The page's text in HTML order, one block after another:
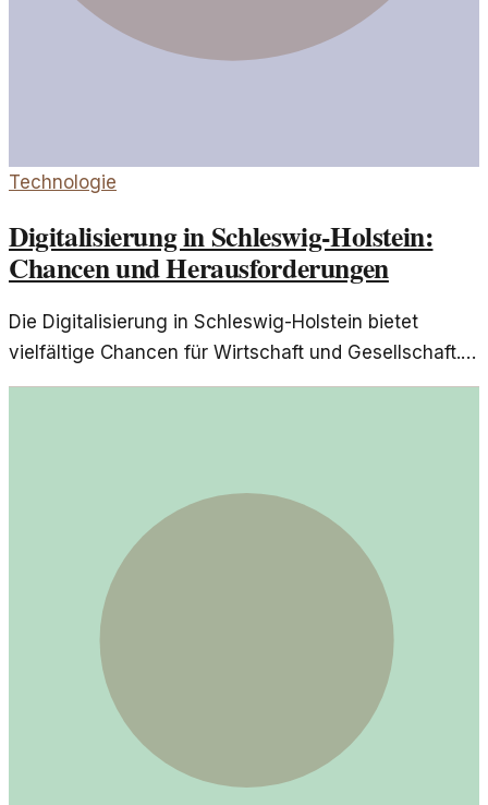
Technologie
Digitalisierung in Schleswig-Holstein:
Chancen und Herausforderungen
Die Digitalisierung in Schleswig-Holstein bietet
vielfältige Chancen für Wirtschaft und Gesellschaft.
Hier werden aktuelle Effizienzsteigerungen durch